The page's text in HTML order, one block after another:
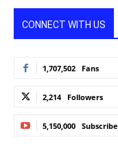
CONNECT WITH US
1,707,502 Fans
2,214 Followers
5,150,000